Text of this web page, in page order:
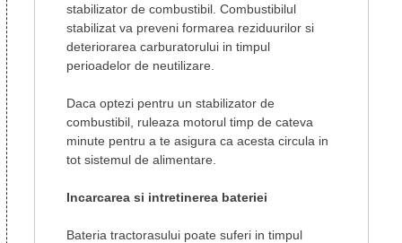
stabilizator de combustibil. Combustibilul
stabilizat va preveni formarea reziduurilor si
deteriorarea carburatorului in timpul
perioadelor de neutilizare.
Daca optezi pentru un stabilizator de
combustibil, ruleaza motorul timp de cateva
minute pentru a te asigura ca acesta circula in
tot sistemul de alimentare.
Incarcarea si intretinerea bateriei
Bateria tractorasului poate suferi in timpul